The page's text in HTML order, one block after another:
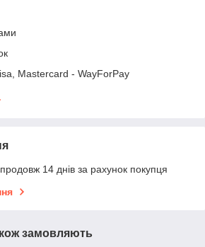
Mastercard - WayForPay
14 днів за рахунок покупця
замовляють